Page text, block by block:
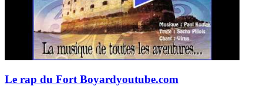
Le rap du Fort Boyardyoutube.com